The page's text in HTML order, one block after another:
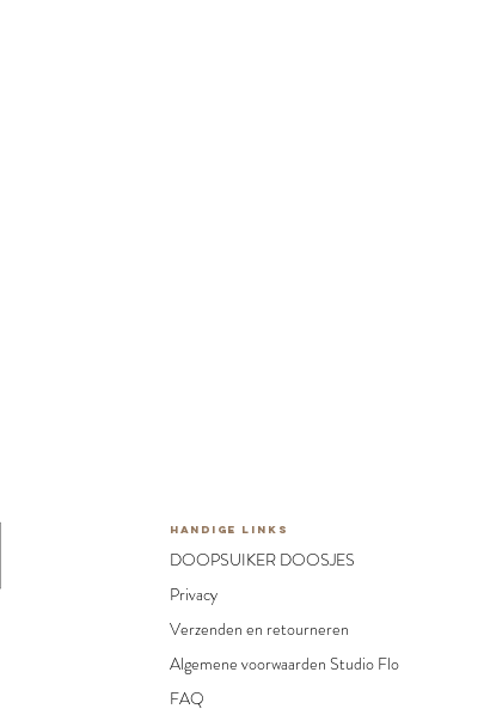
HANDIGE LINKS
DOOPSUIKER DOOSJES
Privacy
Verzenden en retourneren
Algemene voorwaarden Studio Flo
FAQ